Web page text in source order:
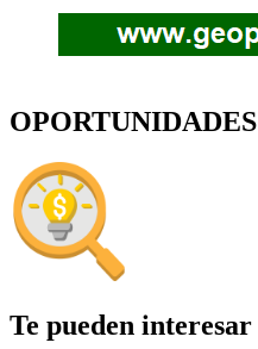
OPORTUNIDADES
Te pueden interesar